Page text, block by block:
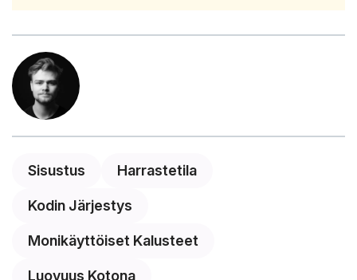
Sisustus Harrastetila
Kodin Järjestys
Monikäyttöiset Kalusteet
Luovuus Kotona